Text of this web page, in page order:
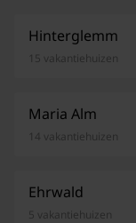
Hinterglemm
15 vakantiehuizen
Maria Alm
14 vakantiehuizen
Ehrwald
5 vakantiehuizen